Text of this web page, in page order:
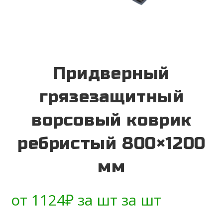
Придверный
грязезащитный
ворсовый коврик
ребристый 800×1200
мм
от 1124₽ за шт за шт